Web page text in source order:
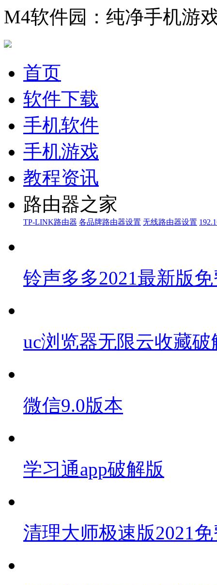
M4软件园：纯净手机游
首页
软件下载
手机软件
手机游戏
教程资讯
路由器之家
TP-LINK路由器 各品牌路由器设置 无线路由器设置
铃声多多2021最新版
uc浏览器无限云收藏破
微信9.0版本
学习通app破解版
清理大师极速版2021